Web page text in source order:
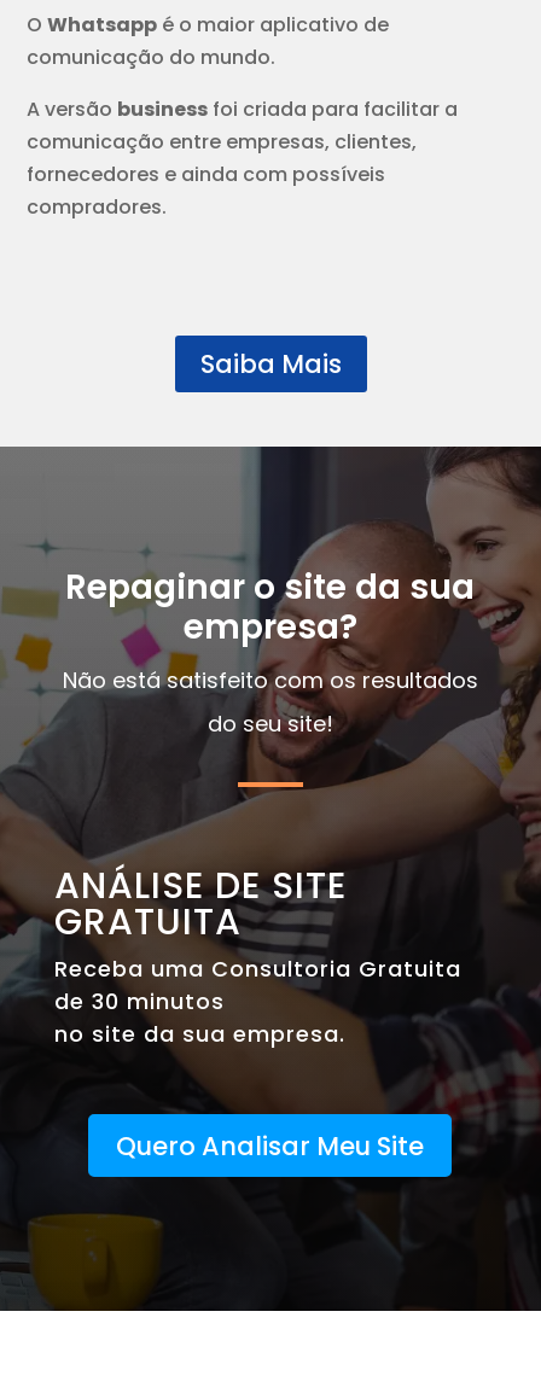
OWhatsapp é o maior aplicativo de
comunicação do mundo.
A versão business foi criada para facilitar a
comunicação entre empresas, clientes,
fornecedores e ainda com possíveis
compradores.
Saiba Mais
Repaginar o site da sua
empresa?
Não está satisfeito com os resultados
do seu site!
ANÁLISE DE SITE
GRATUITA
Receba uma Consultoria Gratuita
de 30 minutos
no site da sua empresa.
Quero Analisar Meu Site